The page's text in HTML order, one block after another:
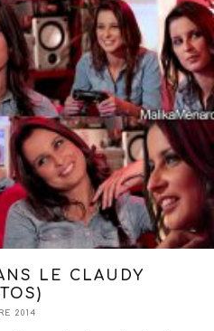
LE CLAUDY
2014